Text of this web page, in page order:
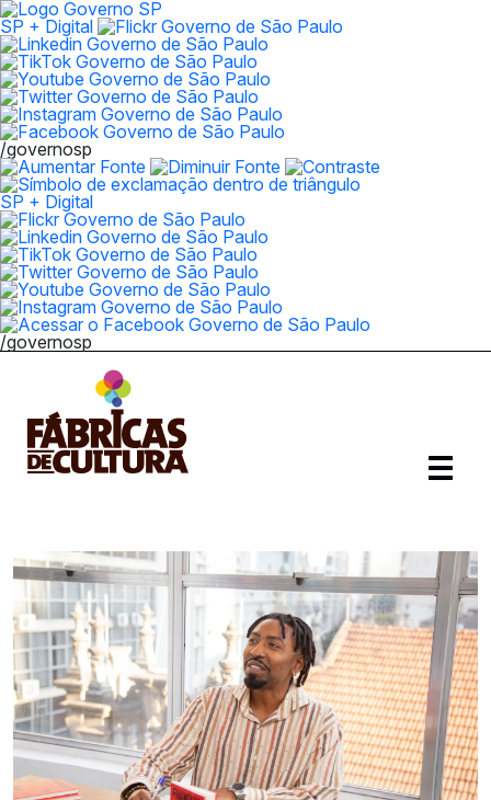
SP + Digital
/governosp
SP + Digital
/governosp